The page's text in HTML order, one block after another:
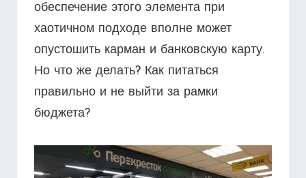
обеспечение этого элемента при
хаотичном подходе вполне может
опустошить карман и банковскую карту.
Но что же делать? Как питаться
правильно и не выйти за рамки
бюджета?